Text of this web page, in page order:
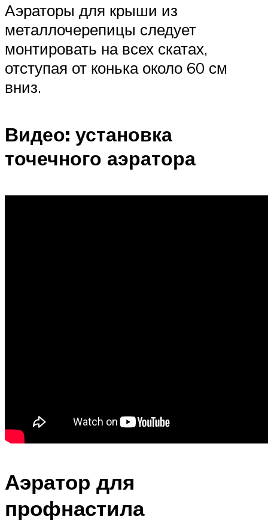
Аэраторы для крыши из
металлочерепицы следует
монтировать на всех скатах,
отступая от конька около 60 см
вниз.
Видео: установка
точечного аэратора
Аэратор для
профнастила